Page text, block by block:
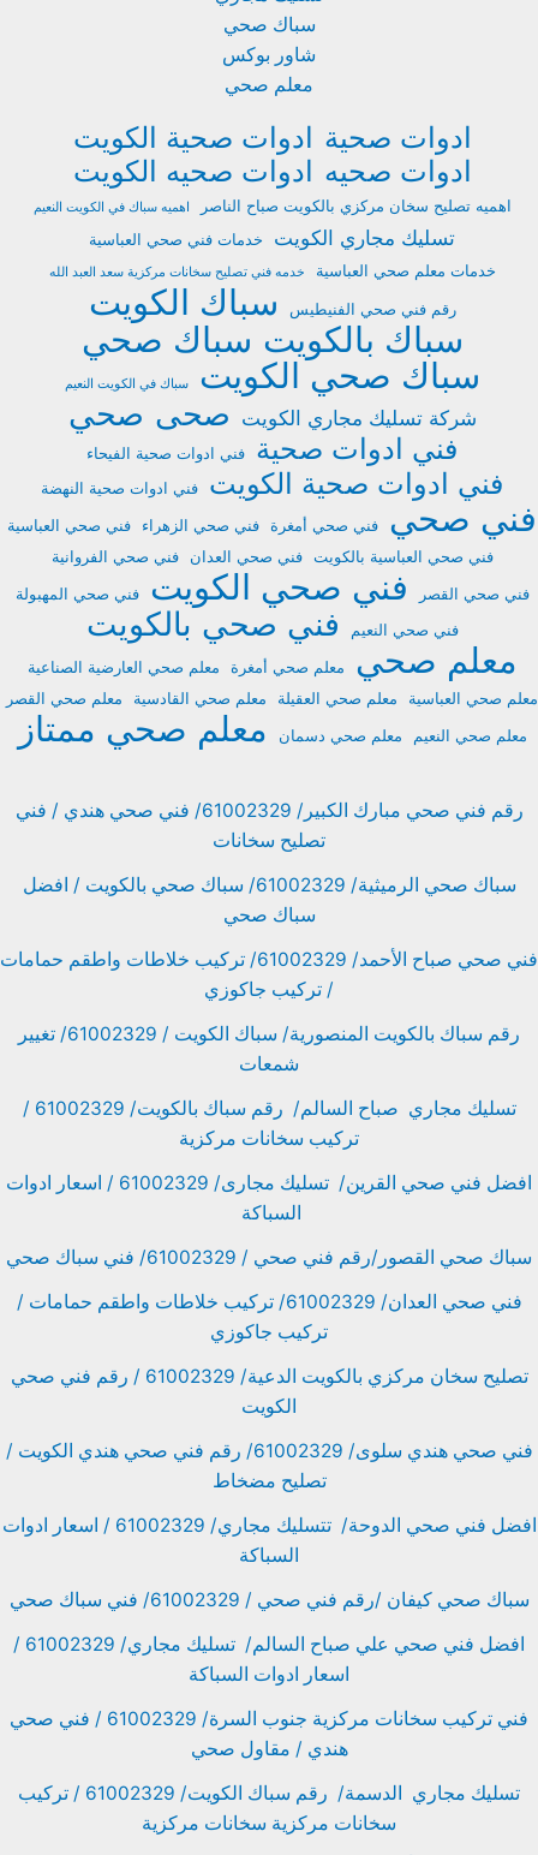
سباك صحي
شاور بوكس
معلم صحي
ادوات صحية ادوات صحية الكويت
ادوات صحيه ادوات صحيه الكويت
اهميه تصليح سخان مركزي بالكويت صباح الناصر اهميه سباك في الكويت النعيم
تسليك مجاري الكويت
خدمات فني صحي العباسية
خدمات معلم صحي العباسية
خدمه فني تصليح سخانات مركزية سعد العبد الله
رقم فني صحي الفنيطيس
سباك الكويت
سباك بالكويت سباك صحي
سباك صحي الكويت
سباك في الكويت النعيم
شركة تسليك مجاري الكويت صحى صحي
فني ادوات صحية فني ادوات صحية الفيحاء
فني ادوات صحية الكويت فني ادوات صحية النهضة
فني صحي فني صحي أمغرة فني صحي الزهراء
فني صحي العباسية
فني صحي العباسية بالكويت
فني صحي العدان فني صحي الفروانية
فني صحي القصر فني صحي الكويت
فني صحي المهبولة
فني صحي النعيم
فني صحي بالكويت
معلم صحي معلم صحي أمغرة
معلم صحي العارضية الصناعية
معلم صحي العباسية
معلم صحي العقيلة معلم صحي القادسية معلم صحي القصر
معلم صحي النعيم معلم صحي دسمان معلم صحي ممتاز
رقم فني صحي مبارك الكبير/ 61002329/ فني صحي هندي / فني
تصليح سخانات
سباك صحي الرميثية/ 61002329/ سباك صحي بالكويت / افضل
سباك صحي
فني صحي صباح الأحمد/ 61002329/ تركيب خلاطات واطقم حمامات
/ تركيب جاكوزي
رقم سباك بالكويت المنصورية/ سباك الكويت / 61002329/ تغيير
شمعات
تسليك مجاري صباح السالم/ رقم سباك بالكويت/ 61002329 /
تركيب سخانات مركزية
افضل فني صحي القرين/ تسليك مجارى/ 61002329 / اسعار ادوات
السباكة
سباك صحي القصور/رقم فني صحي / 61002329/ فني سباك صحي
فني صحي العدان/ 61002329/ تركيب خلاطات واطقم حمامات /
تركيب جاكوزي
تصليح سخان مركزي بالكويت الدعية/ 61002329 / رقم فني صحي
الكويت
فني صحي هندي سلوى/ 61002329/ رقم فني صحي هندي الكويت /
تصليح مضخاط
افضل فني صحي الدوحة/ تتسليك مجاري/ 61002329 / اسعار ادوات
السباكة
سباك صحي كيفان /رقم فني صحي / 61002329/ فني سباك صحي
افضل فني صحي علي صباح السالم/ تسليك مجاري/ 61002329 /
اسعار ادوات السباكة
فني تركيب سخانات مركزية جنوب السرة/ 61002329 / فني صحي
هندي / مقاول صحي
تسليك مجاري الدسمة/ رقم سباك الكويت/ 61002329 / تركيب
سخانات مركزية سخانات مركزية